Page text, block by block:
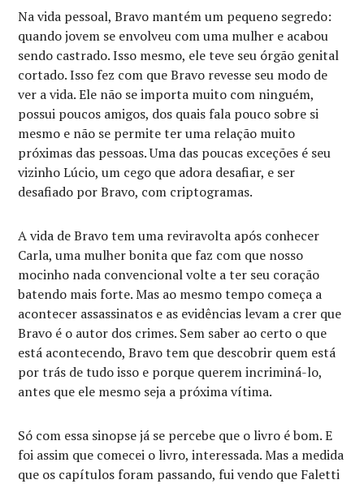
Na vida pessoal, Bravo mantém um pequeno segredo:
quando jovem se envolveu com uma mulher e acabou
sendo castrado. Isso mesmo, ele teve seu órgão genital
cortado. Isso fez com que Bravo revesse seu modo de
ver a vida. Ele não se importa muito com ninguém,
possui poucos amigos, dos quais fala pouco sobre si
mesmo e não se permite ter uma relação muito
próximas das pessoas. Uma das poucas exceções é seu
vizinho Lúcio, um cego que adora desafiar, e ser
desafiado por Bravo, com criptogramas.
A vida de Bravo tem uma reviravolta após conhecer
Carla, uma mulher bonita que faz com que nosso
mocinho nada convencional volte a ter seu coração
batendo mais forte. Mas ao mesmo tempo começa a
acontecer assassinatos e as evidências levam a crer que
Bravo é o autor dos crimes. Sem saber ao certo o que
está acontecendo, Bravo tem que descobrir quem está
por trás de tudo isso e porque querem incriminá-lo,
antes que ele mesmo seja a próxima vítima.
Só com essa sinopse já se percebe que o livro é bom. E
foi assim que comecei o livro, interessada. Mas a medida
que os capítulos foram passando, fui vendo que Faletti